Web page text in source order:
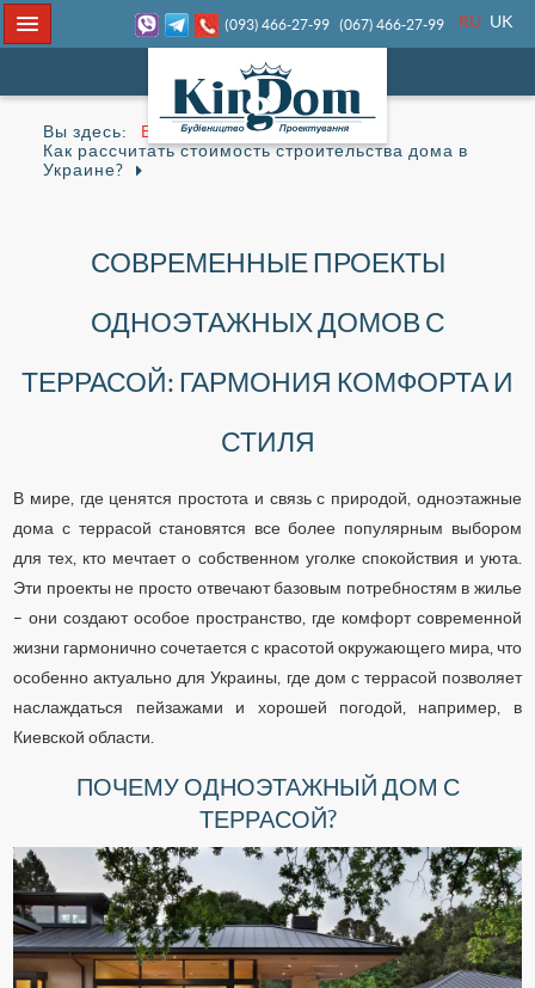
(093) 466-27-99 (067) 466-27-99 RU UK
Вы здесь:
Блог
Как рассчитать стоимость строительства дома в
Украине?
СОВРЕМЕННЫЕ ПРОЕКТЫ
ОДНОЭТАЖНЫХ ДОМОВ С
ТЕРРАСОЙ: ГАРМОНИЯ КОМФОРТА И
СТИЛЯ
В мире, где ценятся простота и связь с природой, одноэтажные
дома с террасой становятся все более популярным выбором
для тех, кто мечтает о собственном уголке спокойствия и уюта.
Эти проекты не просто отвечают базовым потребностям в жилье
– они создают особое пространство, где комфорт современной
жизни гармонично сочетается с красотой окружающего мира, что
особенно актуально для Украины, где дом с террасой позволяет
наслаждаться пейзажами и хорошей погодой, например, в
Киевской области.
ПОЧЕМУ ОДНОЭТАЖНЫЙ ДОМ С
ТЕРРАСОЙ?